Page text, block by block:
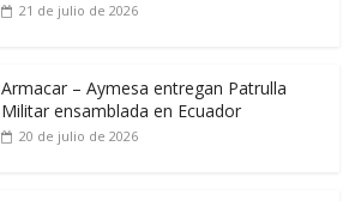
21 de julio de 2026
Armacar – Aymesa entregan Patrulla
Militar ensamblada en Ecuador
20 de julio de 2026